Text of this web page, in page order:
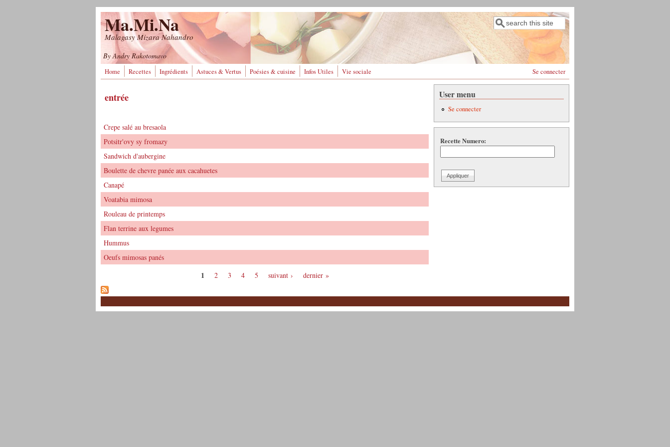
Ma.Mi.Na
Malagasy Mizara Nahandro
Formulaire de recherche
Rechercher
By Andry Rakotomavo
Home Recettes Ingrédients Astuces & Vertus Poésies & cuisine Infos Utiles Vie sociale Se connecter
entrée
Crepe salé au bresaola
Potsitr'ovy sy fromazy
Sandwich d'aubergine
Boulette de chevre panée aux cacahuetes
Canapé
Voatabia mimosa
Rouleau de printemps
Flan terrine aux legumes
Hummus
Oeufs mimosas panés
1 2 3 4 5 suivant › dernier »
User menu
Se connecter
Recette Numero: